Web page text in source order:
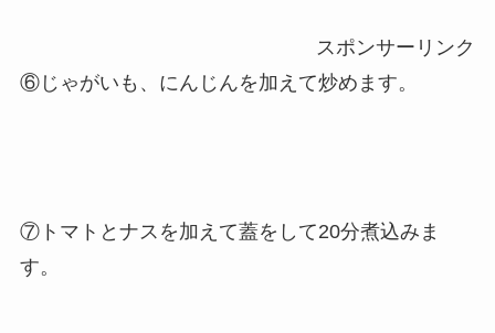
スポンサーリンク
⑥じゃがいも、にんじんを加えて炒めます。
⑦トマトとナスを加えて蓋をして20分煮込みま
す。